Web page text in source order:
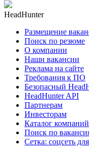
HeadHunter
Размещение
Поиск по резюме
О компании
Наши вакансии
Реклама на сайте
Требования к ПО
Безопасный
HeadHunter API
Партнерам
Инвесторам
Каталог компаний
Поиск по
Сетка: соцсеть